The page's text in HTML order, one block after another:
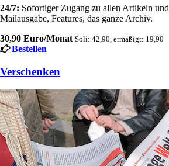
24/7: Sofortiger Zugang zu allen Artikeln
Mailausgabe, Features, das ganze Archiv.
30,90 Euro/Monat Soli: 42,90, ermäßigt: 19,90
Bestellen
Verschenken